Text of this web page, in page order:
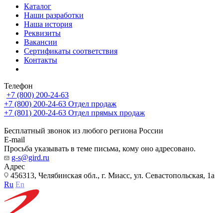
Каталог
Наши разработки
Наша история
Реквизиты
Вакансии
Сертификаты соответствия
Контакты
Телефон
+7 (800) 200-24-63
+7 (800) 200-24-63 Отдел продаж
+7 (801) 200-24-63 Отдел прямых продаж
Бесплатный звонок из любого региона России
E-mail
Просьба указывать в теме письма, кому оно адресовано.
g-s@gird.ru
Адрес
456313, Челябинская обл., г. Миасс, ул. Севастопольская, 1а
Ru En